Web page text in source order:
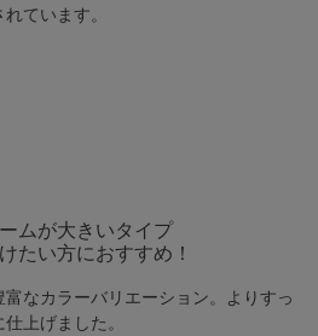
ています。
ムが大きいタイプ
たい方におすすめ！
なカラーバリエーション。よりすっ
上げました。